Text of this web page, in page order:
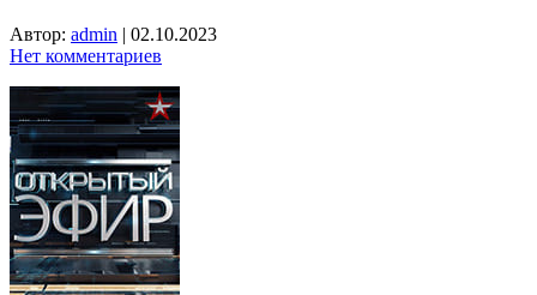
Автор: admin | 02.10.2023
Нет комментариев